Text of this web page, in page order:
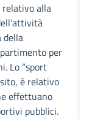
relativo alla
della
per
Lo “sport
è relativo
effettuano
pubblici.